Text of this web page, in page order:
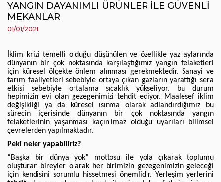
YANGIN DAYANIMLI ÜRÜNLER İLE GÜVENLİ
MEKANLAR
01/01/2021
İklim krizi temelli olduğu düşünülen ve özellikle yaz aylarında
dünyanın bir çok noktasında karşılaştığımız yangın felaketleri
için küresel ölçekte önlem alınması gerekmektedir. Sanayi ve
tarım faaliyetleri sebebiyle ortaya çıkan gazların yarattığı sera
etkisi sebebiyle ortalama sıcaklık yükseliyor, bu durum
hepimizin evi olan gezegenimizi tehdit ediyor. Maalesef iklim
değişikliği ya da küresel ısınma olarak adlandırdığımız bu
sürecin içerisinde dünyanın bir çok noktasında yangın
felaketlerinin yaşanması kaçınılmaz olduğu uyarıları bilimsel
çevrelerden yapılmaktadır.
Peki neler yapabiliriz?
“Başka bir dünya yok” mottosu ile yola çıkarak toplumu
oluşturan bireyler olarak her birimizin gezegenimizin geleceği
için kendisini sorumlu hissetmesi önemlidir. Yerleşim yerlerini